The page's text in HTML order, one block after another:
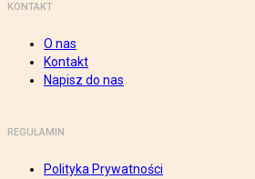
KONTAKT
O nas
Kontakt
Napisz do nas
REGULAMIN
Polityka Prywatności